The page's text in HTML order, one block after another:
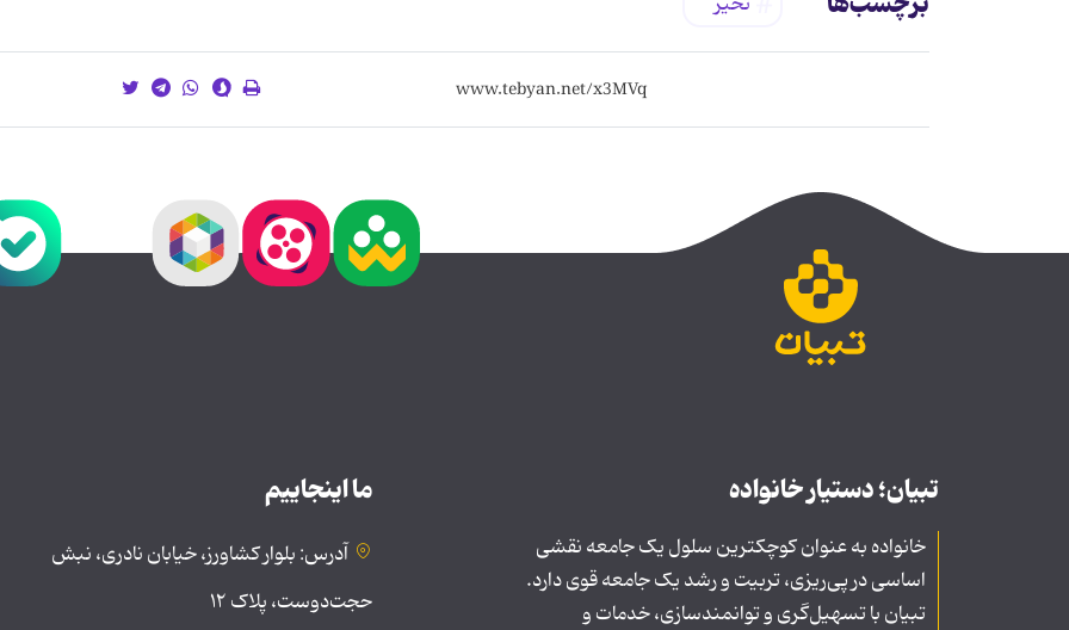
تبیان؛ دستیار خانواده
خانواده به عنوان کوچکترین سلول یک جامعه نقشی
اساسی در پی‌ریزی، تربیت و رشد یک جامعه قوی دارد.
تبیان با تسهیل‌گری و توانمندسازی، خدمات و
ما اینجاییم
آدرس: بلوار کشاورز، خیابان نادری، نبش
حجت‌دوست، پلاک ۱۲